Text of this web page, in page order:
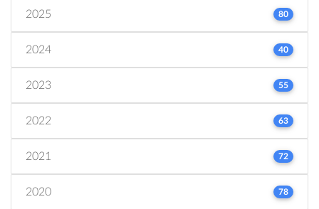
2025 80
2024 40
2023 55
2022 63
2021 72
2020 78